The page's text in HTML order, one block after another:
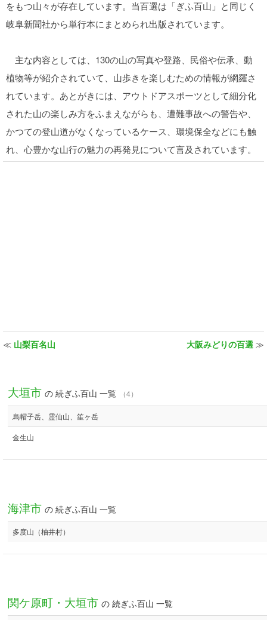
をもつ山々が存在しています。当百選は「ぎふ百山」と同じく
岐阜新聞社から単行本にまとめられ出版されています。
主な内容としては、130の山の写真や登路、民俗や伝承、動
植物等が紹介されていて、山歩きを楽しむための情報が網羅さ
れています。あとがきには、アウトドアスポーツとして細分化
された山の楽しみ方をふまえながらも、遭難事故への警告や、
かつての登山道がなくなっているケース、環境保全などにも触
れ、心豊かな山行の魅力の再発見について言及されています。
≪ 山梨百名山 大阪みどりの百選 ≫
大垣市 の 続ぎふ百山 一覧 （4）
烏帽子岳、霊仙山、笙ヶ岳
金生山
海津市 の 続ぎふ百山 一覧
多度山（柚井村）
関ケ原町・大垣市 の 続ぎふ百山 一覧